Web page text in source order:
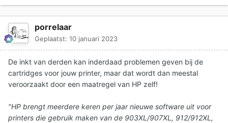
porrelaar
Geplaatst: 10 januari 2023
De inkt van derden kan inderdaad problemen geven bij de
cartridges voor jouw printer, maar dat wordt dan meestal
veroorzaakt door een maatregel van HP zelf!
"HP brengt meerdere keren per jaar nieuwe software uit voor
printers die gebruik maken van de 903XL/907XL, 912/912XL,